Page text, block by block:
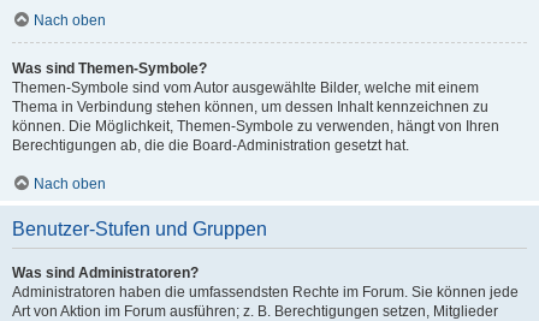
Nach oben
Was sind Themen-Symbole?
Themen-Symbole sind vom Autor ausgewählte Bilder, welche mit einem
Thema in Verbindung stehen können, um dessen Inhalt kennzeichnen zu
können. Die Möglichkeit, Themen-Symbole zu verwenden, hängt von Ihren
Berechtigungen ab, die die Board-Administration gesetzt hat.
Nach oben
Benutzer-Stufen und Gruppen
Was sind Administratoren?
Administratoren haben die umfassendsten Rechte im Forum. Sie können jede
Art von Aktion im Forum ausführen; z. B. Berechtigungen setzen, Mitglieder